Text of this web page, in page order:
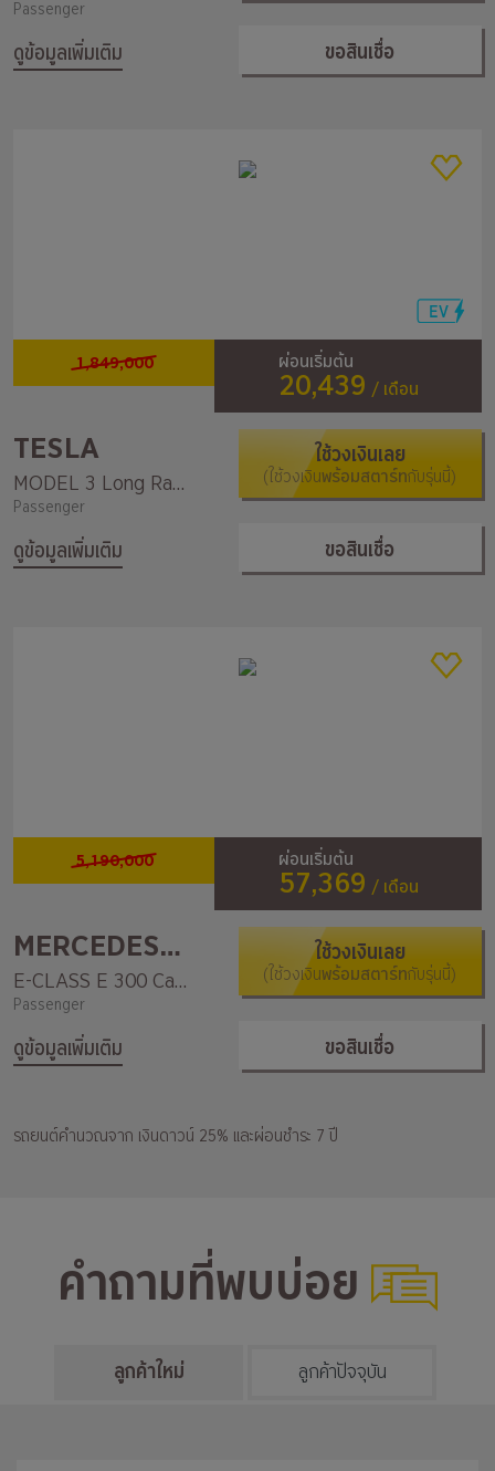
Passenger
ดูข้อมูลเพิ่มเติม ขอสินเชื่อ
1,849,000 ผ่อนเริ่มต้น
20,439 / เดือน
TESLA
MODEL 3 Long Range
Passenger
ดูข้อมูลเพิ่มเติม
ใช้วงเงินเลย
(ใช้วงเงินพร้อมสตาร์ทกับรุ่นนี้)
ขอสินเชื่อ
5,190,000 ผ่อนเริ่มต้น
57,369 / เดือน
MERCEDES-BENZ
E-CLASS E 300 Cabriolet AMG Dynamic
Passenger
ดูข้อมูลเพิ่มเติม
ใช้วงเงินเลย
(ใช้วงเงินพร้อมสตาร์ทกับรุ่นนี้)
ขอสินเชื่อ
รถยนต์คำนวณจาก เงินดาวน์ 25% และผ่อนชำระ 7 ปี
คำถามที่พบบ่อย
ลูกค้าใหม่ ลูกค้าปัจจุบัน